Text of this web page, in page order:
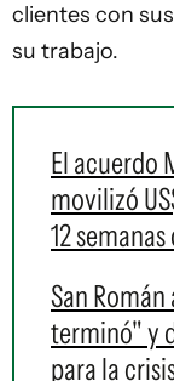
clientes con
su trabajo.
El acuerdo
movilizó
12
San
terminó" y
para la